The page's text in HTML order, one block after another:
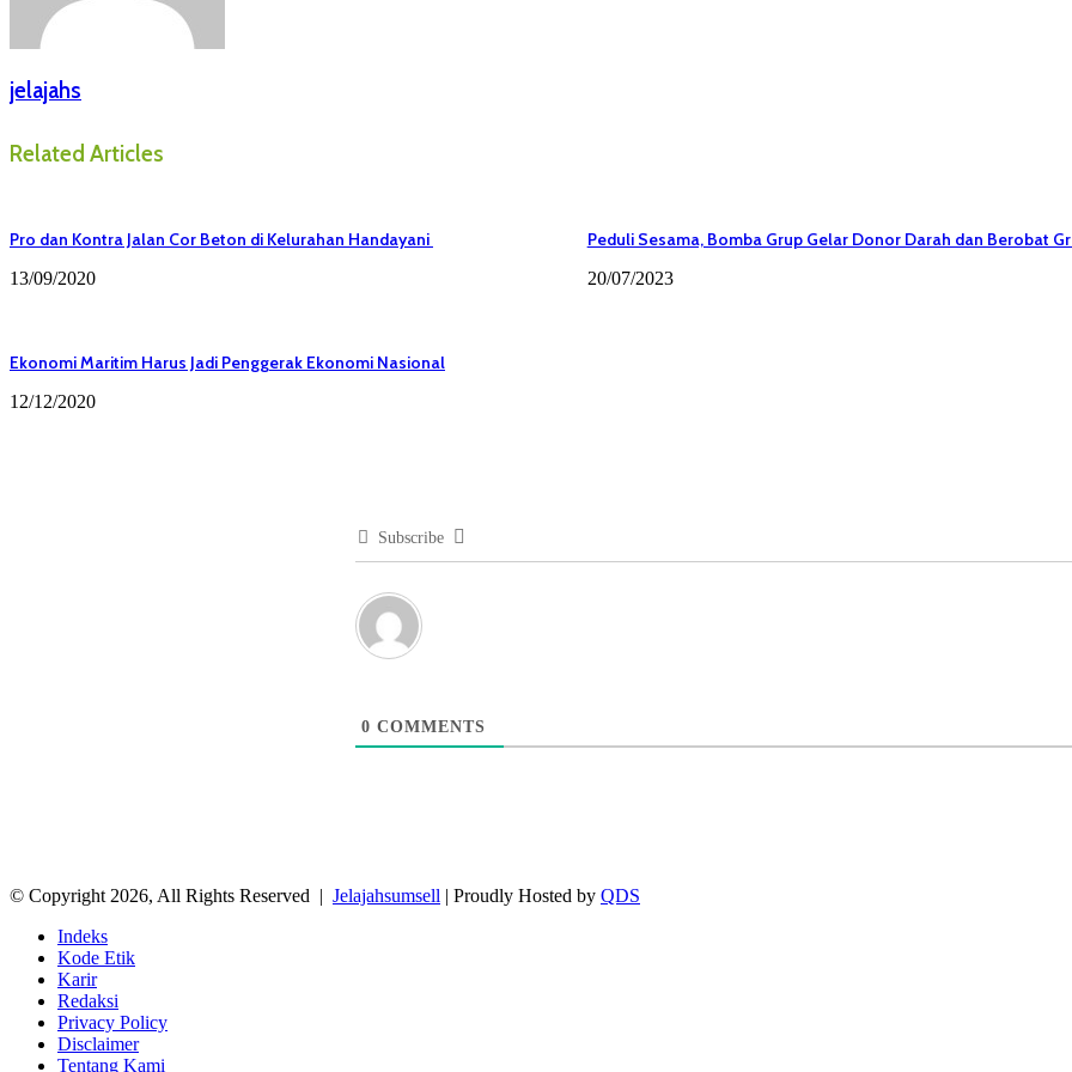
jelajahs
Related Articles
Pro dan Kontra Jalan Cor Beton di Kelurahan Handayani
13/09/2020
Peduli Sesama, Bomba Grup Gelar Donor Darah dan Berobat
20/07/2023
Ekonomi Maritim Harus Jadi Penggerak Ekonomi Nasional
12/12/2020
Subscribe
0 COMMENTS
© Copyright 2026, All Rights Reserved | Jelajahsumsell | Proudly Hosted by QDS
Indeks
Kode Etik
Karir
Redaksi
Privacy Policy
Disclaimer
Tentang Kami